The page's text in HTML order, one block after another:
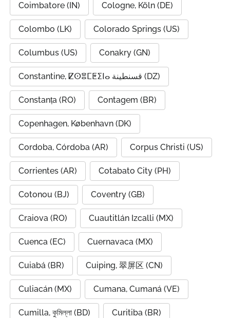
Coimbatore (IN) Cologne, Köln (DE)
Colombo (LK) Colorado Springs (US)
Columbus (US) Conakry (GN)
Constantine, ⵇⵙⴻⵎⵟⵉⵏⴰ قسنطينة (DZ)
Constanța (RO) Contagem (BR)
Copenhagen, København (DK)
Cordoba, Córdoba (AR) Corpus Christi (US)
Corrientes (AR) Cotabato City (PH)
Cotonou (BJ) Coventry (GB)
Craiova (RO) Cuautitlán Izcalli (MX)
Cuenca (EC) Cuernavaca (MX)
Cuiabá (BR) Cuiping, 翠屏区 (CN)
Culiacán (MX) Cumana, Cumaná (VE)
Cumilla, কুমিল্লা (BD) Curitiba (BR)